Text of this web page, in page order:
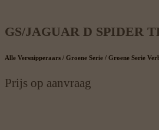
GS/JAGUAR D SPIDER
Alle Versnipperaars / Groene Serie / Groene Serie
Prijs op aanvraag